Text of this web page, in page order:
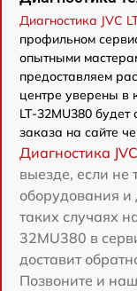
Диагностика JVC
профильном
опытными
предоставляем
центре уверены в
LT-32MU380
заказа на сайте
Диагностика
выезде, если не
оборудования и
таких случаях
32MU380 в
доставит
Позвоните и